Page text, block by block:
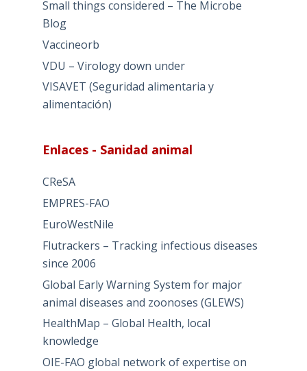
Small things considered – The Microbe
Blog
Vaccineorb
VDU – Virology down under
VISAVET (Seguridad alimentaria y
alimentación)
Enlaces - Sanidad animal
CReSA
EMPRES-FAO
EuroWestNile
Flutrackers – Tracking infectious diseases
since 2006
Global Early Warning System for major
animal diseases and zoonoses (GLEWS)
HealthMap – Global Health, local
knowledge
OIE-FAO global network of expertise on